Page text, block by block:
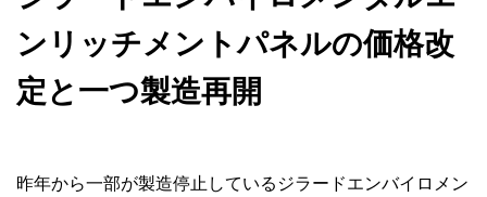
ンリッチメントパネルの価格改
定と一つ製造再開
昨年から一部が製造停止しているジラードエンバイロメン